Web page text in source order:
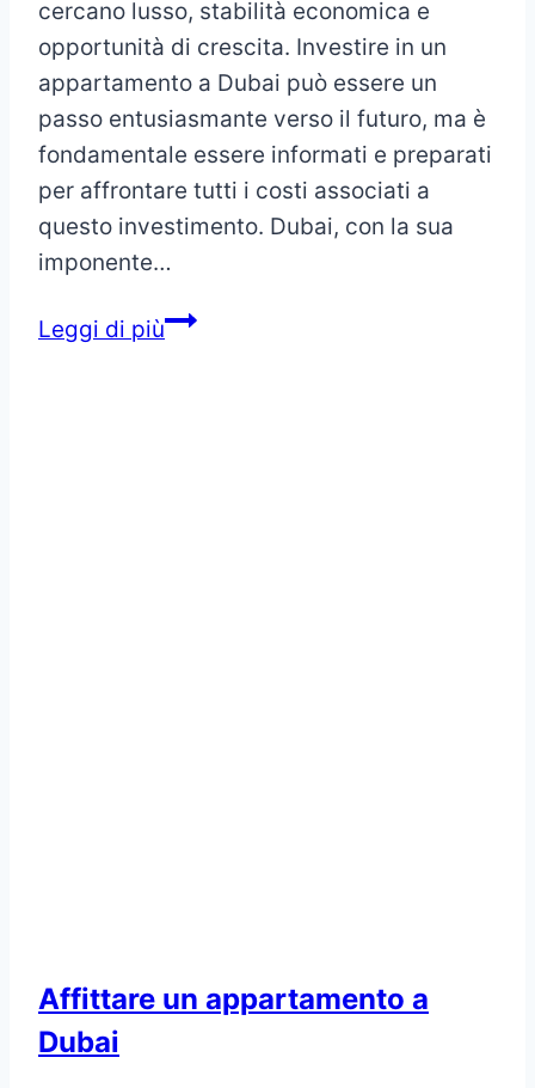
cercano lusso, stabilità economica e
opportunità di crescita. Investire in un
appartamento a Dubai può essere un
passo entusiasmante verso il futuro, ma è
fondamentale essere informati e preparati
per affrontare tutti i costi associati a
questo investimento. Dubai, con la sua
imponente…
Leggi di piùComprare
Affittare un appartamento a
Dubai